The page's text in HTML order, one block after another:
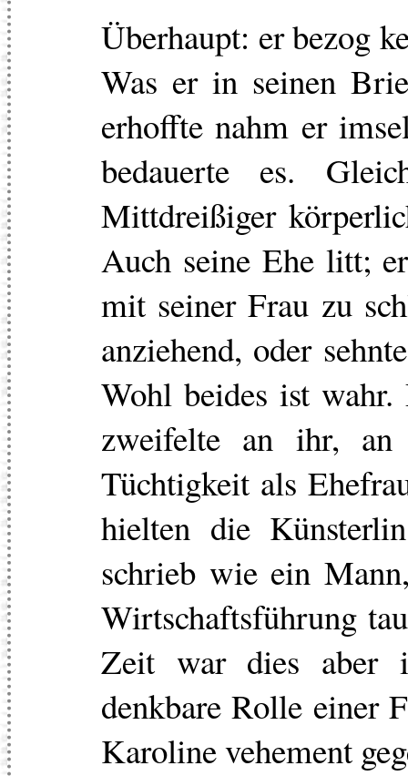
Überhaupt: er bezog
Was er in seinen
erhoffte nahm er
bedauerte es.
Mittdreißiger
Auch seine Ehe litt;
mit seiner Frau zu
anziehend, oder
Wohl beides ist
zweifelte an ihr,
Tüchtigkeit als
hielten die
schrieb wie ein
Wirtschaftsführung
Zeit war dies aber
denkbare Rolle einer
Karoline vehement